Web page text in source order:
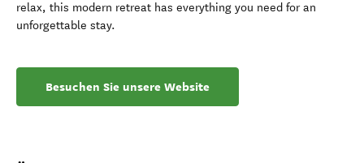
relax, this modern retreat has everything you need for an
unforgettable stay.
Besuchen Sie unsere Website